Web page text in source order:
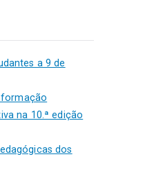
a 9 de
na 10.ª edição
dos